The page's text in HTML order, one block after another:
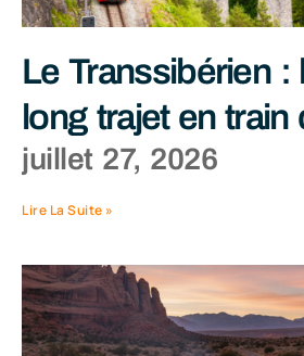
Le Transsibérien :
long trajet en train
juillet 27, 2026
Lire La Suite »